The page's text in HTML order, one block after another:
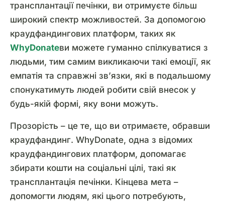
трансплантації печінки, ви отримуєте більш
широкий спектр можливостей. За допомогою
краудфандингових платформ, таких як
WhyDonateви можете гуманно спілкуватися з
людьми, тим самим викликаючи такі емоції, як
емпатія та справжні зв’язки, які в подальшому
спонукатимуть людей робити свій внесок у
будь-якій формі, яку вони можуть.
Прозорість – це те, що ви отримаєте, обравши
краудфандинг. WhyDonate, одна з відомих
краудфандингових платформ, допомагає
збирати кошти на соціальні цілі, такі як
трансплантація печінки. Кінцева мета –
допомогти людям, які цього потребують,